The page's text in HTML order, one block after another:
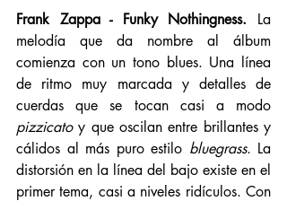
Frank Zappa - Funky Nothingness. La
melodía que da nombre al álbum
comienza con un tono blues. Una línea
de ritmo muy marcada y detalles de
pizzicato y que oscilan entre brillantes y
cálidos al más puro estilo bluegrass. La
distorsión en la línea del bajo existe en el
primer tema, casi a niveles ridículos. Con